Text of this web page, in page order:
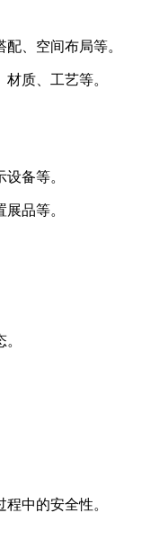
配、空间布局等。
质、工艺等。
备等。
展品等。
中的安全性。